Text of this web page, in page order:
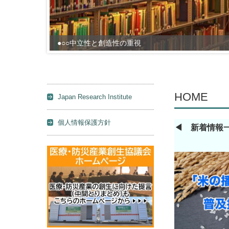
●○○中立性と創造性の重視
HOME
◀︎ 新着情報
Japan Research Institute
個人情報保護方針